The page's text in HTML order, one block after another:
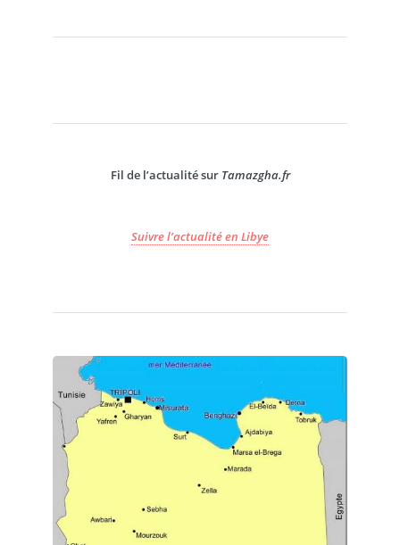
Fil de l’actualité sur Tamazgha.fr
Suivre l’actualité en Libye